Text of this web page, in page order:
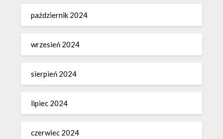
październik 2024
wrzesień 2024
sierpień 2024
lipiec 2024
czerwiec 2024